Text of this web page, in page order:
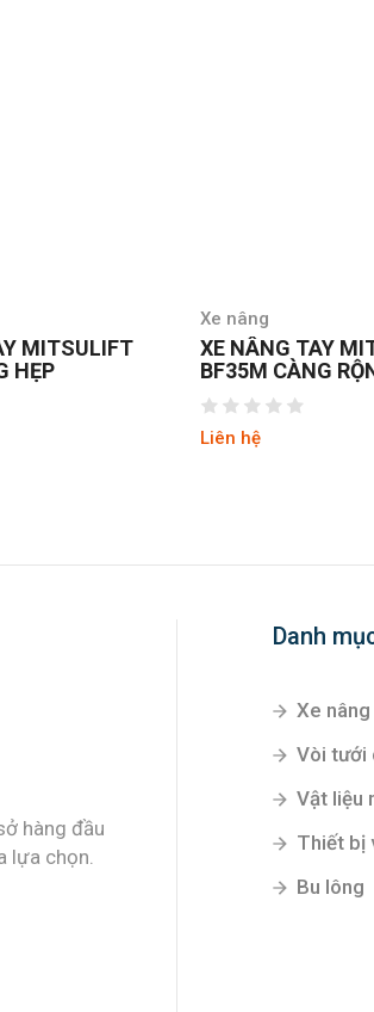
XE NÂNG TAY MITSULIFT
BF35M CÀNG RỘNG
XE
hàng đầu
lựa chọn.
Danh
Xe nâng
Vòi tưới
Vật liệu
Thiết bị
Bu lông